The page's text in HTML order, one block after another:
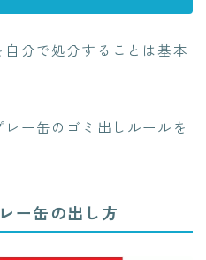
分で処分することは基本
ー缶のゴミ出しルールを
ー缶の出し方